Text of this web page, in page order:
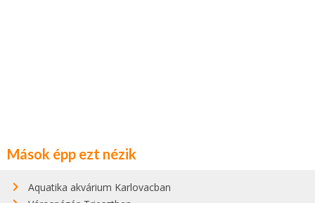
Mások épp ezt nézik
Aquatika akvárium Karlovacban